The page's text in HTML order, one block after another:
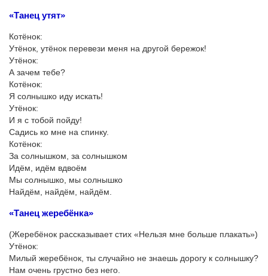
«Танец утят»
Котёнок:
Утёнок, утёнок перевези меня на другой бережок!
Утёнок:
А зачем тебе?
Котёнок:
Я солнышко иду искать!
Утёнок:
И я с тобой пойду!
Садись ко мне на спинку.
Котёнок:
За солнышком, за солнышком
Идём, идём вдвоём
Мы солнышко, мы солнышко
Найдём, найдём, найдём.
«Танец жеребёнка»
(Жеребёнок рассказывает стих «Нельзя мне больше плакать»)
Утёнок:
Милый жеребёнок, ты случайно не знаешь дорогу к солнышку?
Нам очень грустно без него.